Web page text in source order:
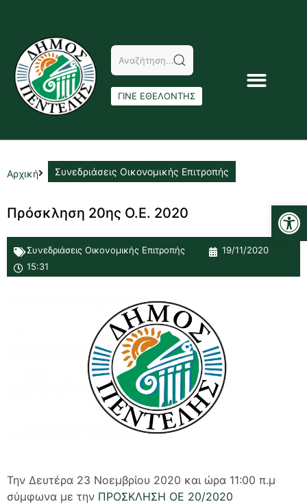
ΓΙΝΕ ΕΘΕΛΟΝΤΗΣ
Αρχική Συνεδριάσεις Οικονομικής Επιτροπής
Πρόσκληση 20ης Ο.Ε. 2020
Συνεδριάσεις Οικονομικής Επιτροπής
19/11/2020
15:31
Την Δευτέρα 23 Νοεμβρίου 2020 και ώρα 11:00 π.μ
σύμφωνα με την ΠΡΟΣΚΛΗΣΗ ΟΕ 20/2020